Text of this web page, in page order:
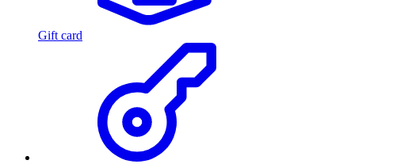
Gift card